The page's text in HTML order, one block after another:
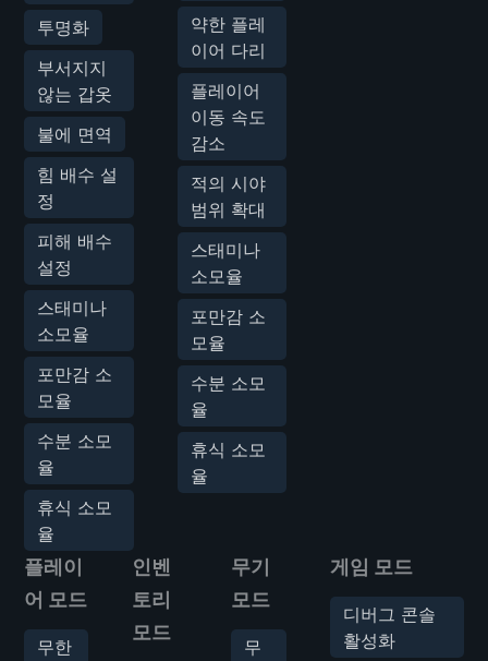
투명화
부서지지
않는 갑옷
불에 면역
힘 배수 설
정
피해 배수
설정
스태미나
소모율
포만감 소
모율
수분 소모
율
휴식 소모
율
약한 플레
이어 다리
플레이어
이동 속도
감소
적의 시야
범위 확대
스태미나
소모율
포만감 소
모율
수분 소모
율
휴식 소모
율
플레이
어 모드
무한
인벤
토리
모드
무기
모드
무
게임 모드
디버그 콘솔
활성화